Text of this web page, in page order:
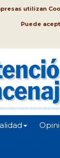
utilizan
Puede